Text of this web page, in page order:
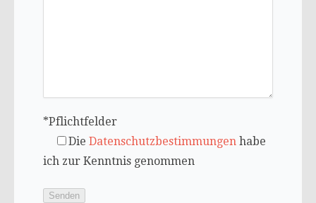
*Pflichtfelder
Die Datenschutzbestimmungenhabe
ich zur Kenntnis genommen